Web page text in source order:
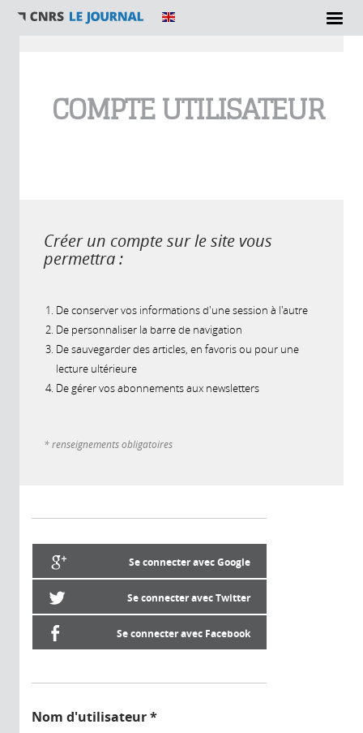
COMPTE UTILISATEUR
Créer un compte sur le site vous
permettra :
De conserver vos informations d'une session à l'autre
De personnaliser la barre de navigation
De sauvegarder des articles, en favoris ou pour une
lecture ultérieure
De gérer vos abonnements aux newsletters
* renseignements obligatoires
Se connecter avec Google
Se connecter avec Twitter
Se connecter avec Facebook
Nom d'utilisateur*